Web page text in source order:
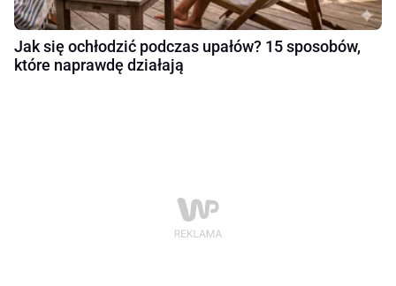
Jak się ochłodzić podczas upałów? 15 sposobów,
które naprawdę działają